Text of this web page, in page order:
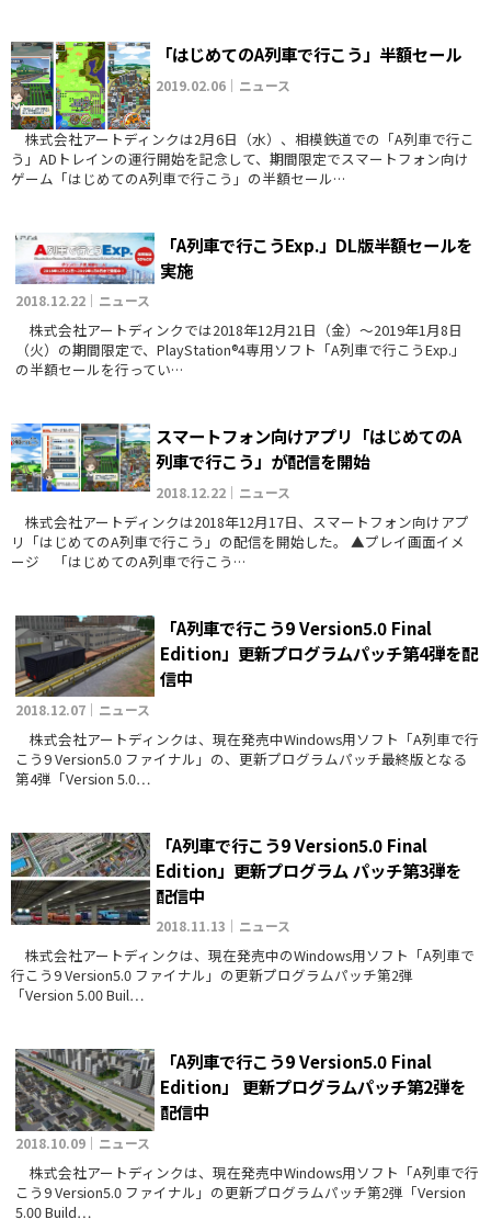
「はじめてのA列車で行こう」半額セール
2019.02.06｜ニュース
株式会社アートディンクは2月6日（水）、相模鉄道での「A列車で行こ
う」ADトレインの運行開始を記念して、期間限定でスマートフォン向け
ゲーム「はじめてのA列車で行こう」の半額セール…
「A列車で行こうExp.」DL版半額セールを
実施
2018.12.22｜ニュース
株式会社アートディンクでは2018年12月21日（金）～2019年1月8日
（火）の期間限定で、PlayStation®4専用ソフト「A列車で行こうExp.」
の半額セールを行ってい…
スマートフォン向けアプリ「はじめてのA
列車で行こう」が配信を開始
2018.12.22｜ニュース
株式会社アートディンクは2018年12月17日、スマートフォン向けアプ
リ「はじめてのA列車で行こう」の配信を開始した。 ▲プレイ画面イメ
ージ 「はじめてのA列車で行こう…
「A列車で行こう9 Version5.0 Final
Edition」更新プログラムパッチ第4弾を配
信中
2018.12.07｜ニュース
株式会社アートディンクは、現在発売中Windows用ソフト「A列車で行
こう9 Version5.0 ファイナル」の、更新プログラムパッチ最終版となる
第4弾「Version 5.0…
「A列車で行こう9 Version5.0 Final
Edition」更新プログラム パッチ第3弾を
配信中
2018.11.13｜ニュース
株式会社アートディンクは、現在発売中のWindows用ソフト「A列車で
行こう9 Version5.0 ファイナル」の更新プログラムパッチ第2弾
「Version 5.00 Buil…
「A列車で行こう9 Version5.0 Final
Edition」 更新プログラムパッチ第2弾を
配信中
2018.10.09｜ニュース
株式会社アートディンクは、現在発売中Windows用ソフト「A列車で行
こう9 Version5.0 ファイナル」の更新プログラムパッチ第2弾「Version
5.00 Build…